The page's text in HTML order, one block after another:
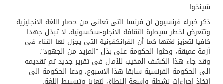
مدينة الملك سلمان للطاقة “سبارك” توقع اتفاقية تطوير مصانع جاهزة ومتخصصة في مجال الطاقة
كسوة الكعبة تعتلي البيت العتيق
شينخوا :
ذكر خبراء فرنسيون ان فرنسا التى تعانى من حصار اللغة الانجليزية
وتتعرض لخطر سيطرة الثقافة الانجلو-سكسونية، لا تبذل جهدا
كافيا لتعزيز لغتها كما أن الفرانكفونية التى يجزل لها الثناء فى
أزمة عميقة، وحثوا الحكومة على بذل "المزيد من الجهود".
وقد جاء هذا الكشف المخيب للآمال فى تقرير جديد تم تقديمه
الى الحكومة الفرنسية سابقا هذا الاسبوع، ودعا الحكومة الى
اتخاذ اجراءات نشطة واسعة النطاق لتعزيز وتبسيط اللغة.